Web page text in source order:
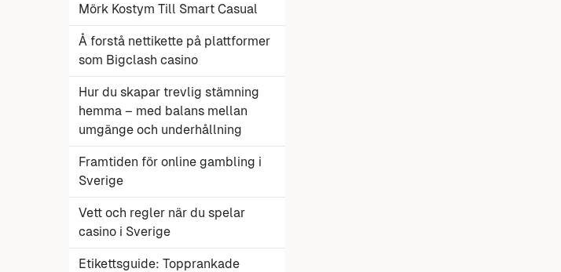
Mörk Kostym Till Smart Casual
Å forstå nettikette på plattformer
som Bigclash casino
Hur du skapar trevlig stämning
hemma – med balans mellan
umgänge och underhållning
Framtiden för online gambling i
Sverige
Vett och regler när du spelar
casino i Sverige
Etikettsguide: Topprankade